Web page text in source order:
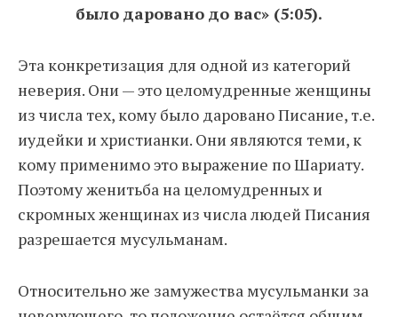
было даровано до вас» (5:05).
Эта конкретизация для одной из категорий
неверия. Они — это целомудренные женщины
из числа тех, кому было даровано Писание, т.е.
иудейки и христианки. Они являются теми, к
кому применимо это выражение по Шариату.
Поэтому женитьба на целомудренных и
скромных женщинах из числа людей Писания
разрешается мусульманам.
Относительно же замужества мусульманки за